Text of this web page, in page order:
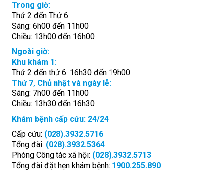
Trong giờ:
Thứ 2 đến Thứ 6:
Sáng: 6h00 đến 11h00
Chiều: 13h00 đến 16h00
Ngoài giờ:
Khu khám 1:
Thứ 2 đến thứ 6: 16h30 đến 19h00
Thứ 7, Chủ nhật và ngày lễ:
Sáng: 7h00 đến 11h00
Chiều: 13h30 đến 16h30
Khám bệnh cấp cứu: 24/24
Cấp cứu: (028).3932.5716
Tổng đài: (028).3932.5364
Phòng Công tác xã hội: (028).3932.5713
Tổng đài đặt hẹn khám bệnh: 1900.255.890